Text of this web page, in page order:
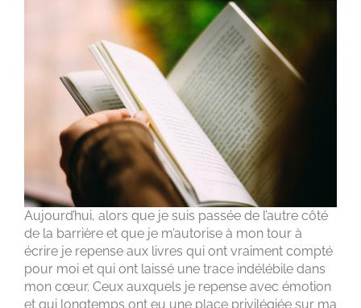
Aujourd’hui, alors que je suis passée de l’autre côté
de la barrière et que je m’autorise à mon tour à
écrire je repense aux livres qui ont vraiment compté
pour moi et qui ont laissé une trace indélébile dans
mon cœur. Ceux auxquels je repense avec émotion
et qui longtemps ont eu une place privilégiée sur ma